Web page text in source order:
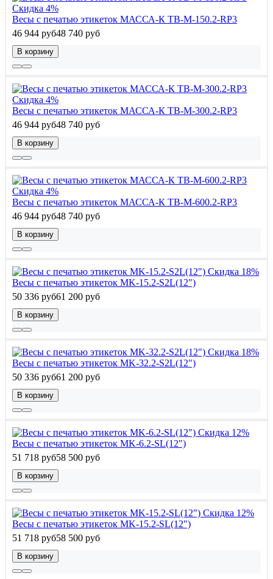
Скидка 4%
Весы с печатью этикеток МАССА-К ТВ-M-150.2-RP3
46 944 руб48 740 руб
В корзину
Скидка 4%
Весы с печатью этикеток МАССА-К ТВ-M-300.2-RP3
46 944 руб48 740 руб
В корзину
Скидка 4%
Весы с печатью этикеток МАССА-К ТВ-M-600.2-RP3
46 944 руб48 740 руб
В корзину
Скидка 18%
Весы с печатью этикеток MK-15.2-S2L(12")
50 336 руб61 200 руб
В корзину
Скидка 18%
Весы с печатью этикеток MK-32.2-S2L(12")
50 336 руб61 200 руб
В корзину
Скидка 12%
Весы с печатью этикеток MK-6.2-SL(12")
51 718 руб58 500 руб
В корзину
Скидка 12%
Весы с печатью этикеток MK-15.2-SL(12")
51 718 руб58 500 руб
В корзину